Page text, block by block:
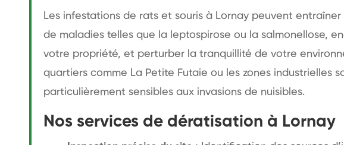
Les infestations de rats et souris à Lornay peuvent
de maladies telles que la leptospirose ou la salmonellose,
votre propriété, et perturber la tranquillité de votre
quartiers comme La Petite Futaie ou les zones industrielles
particulièrement sensibles aux invasions de nuisibles.
Nos services de dératisation à Lornay